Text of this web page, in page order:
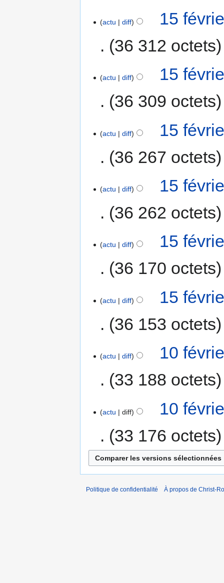
actu diff
15
36 312 octets
actu diff
15
36 309 octets
actu diff
15
36 267 octets
actu diff
15
36 262 octets
actu diff
15
36 170 octets
actu diff
15
36 153 octets
actu diff
10
33 188 octets
actu diff
10
33 176 octets
Politique de confidentialité À propos de Christ-